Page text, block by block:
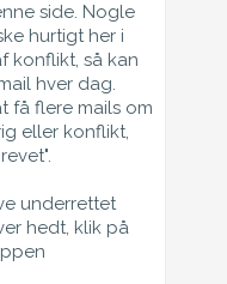
side. Nogle
hurtigt her i
konflikt, så kan
hver dag.
få flere mails om
eller konflikt,
underrettet
hedt, klik på